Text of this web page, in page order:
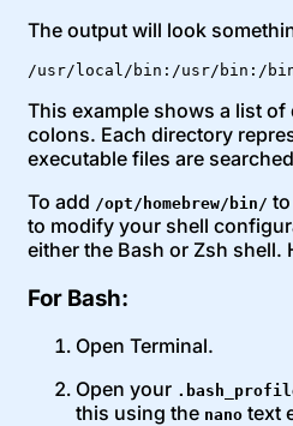
The output will look
/usr/local/bin:/usr/bin:/
This example shows a list
colons. Each directory
executable files are
To add /opt/homebrew/bin/
to modify your shell
either the Bash or Zsh shell.
For Bash:
Open Terminal.
Open your
this using the nano text